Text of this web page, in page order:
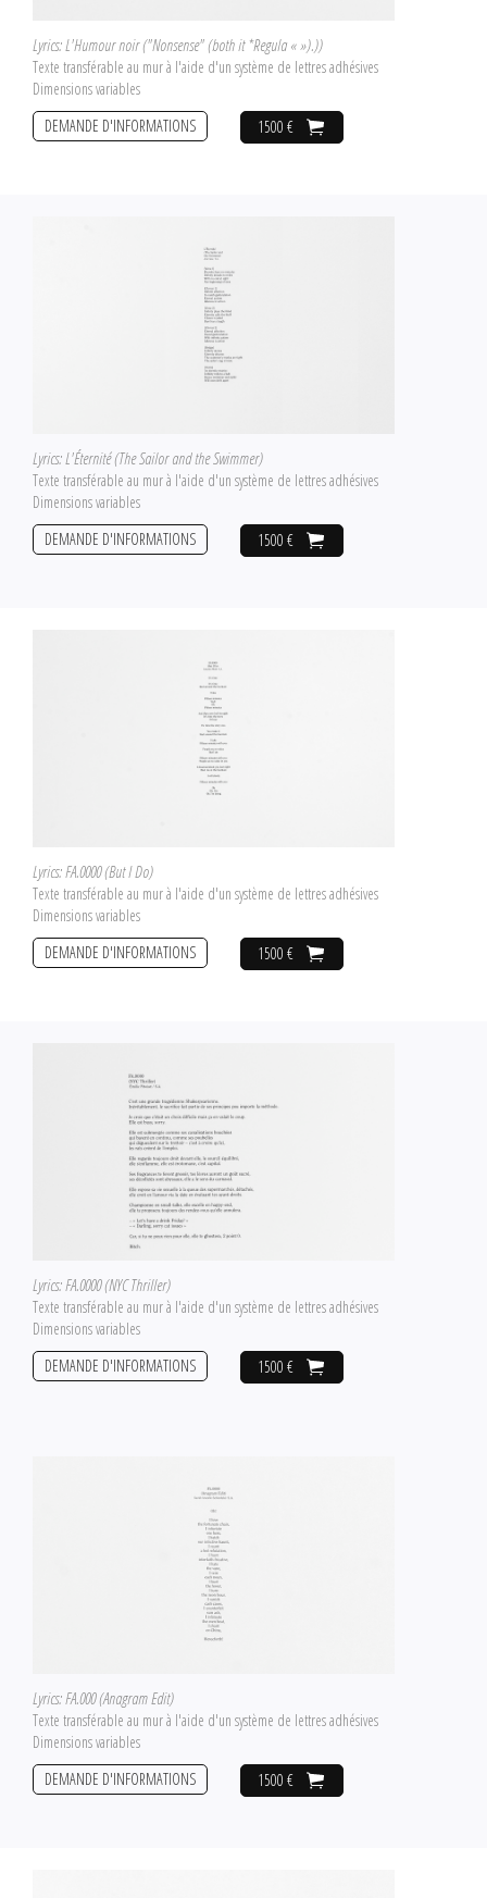
Lyrics: L'Humour noir ("Nonsense" (both it *Regula « »).))
Texte transférable au mur à l'aide d'un système de lettres adhésives
Dimensions variables
1500 €
DEMANDE D'INFORMATIONS
Lyrics: L'Éternité (The Sailor and the Swimmer)
Texte transférable au mur à l'aide d'un système de lettres adhésives
Dimensions variables
1500 €
DEMANDE D'INFORMATIONS
Lyrics: FA.0000 (But I Do)
Texte transférable au mur à l'aide d'un système de lettres adhésives
Dimensions variables
1500 €
DEMANDE D'INFORMATIONS
Lyrics: FA.0000 (NYC Thriller)
Texte transférable au mur à l'aide d'un système de lettres adhésives
Dimensions variables
1500 €
DEMANDE D'INFORMATIONS
Lyrics: FA.000 (Anagram Edit)
Texte transférable au mur à l'aide d'un système de lettres adhésives
Dimensions variables
1500 €
DEMANDE D'INFORMATIONS